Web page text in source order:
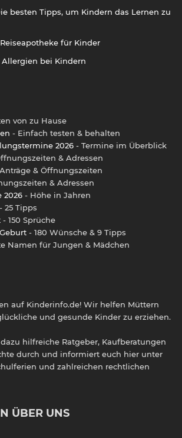
besten Tipps, um Kindern das Lernen zu
für Kinder
bei Kindern
von zu Hause
- Einfach testen & behalten
2026 - Termine im Überblick
& Adressen
& Öffnungszeiten
& Adressen
2026 - Höhe in Jahren
- 25 Tipps
- 150 Sprüche
- 180 Wünsche & 9 Tipps
Namen für Jungen & Mädchen
auf Kinderinfo.de! Wir helfen Müttern
und gesunde Kinder zu erziehen.
hilfreiche Ratgeber, Kaufberatungen
durch und informiert euch hier unter
und zahlreichen rechtlichen
ÜBER UNS